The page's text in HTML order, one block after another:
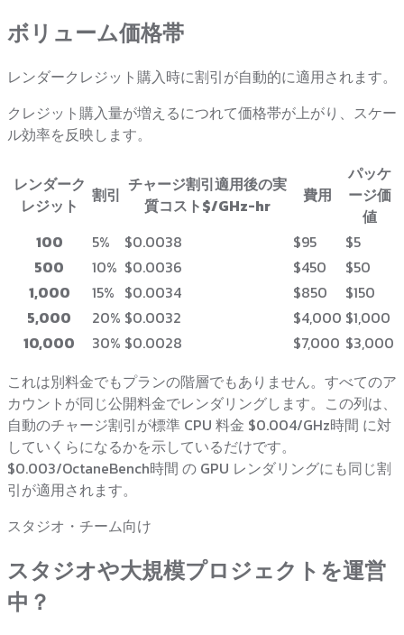
ボリューム価格帯
レンダークレジット購入時に割引が自動的に適用されます。
クレジット購入量が増えるにつれて価格帯が上がり、スケー
ル効率を反映します。
レンダーク
レジット
割引 チャージ割引適用後の実
質コスト$/GHz-hr 費用
パッケ
ージ価
値
100
5% $0.0038 $95
$5
500
10% $0.0036 $450
$50
1,000
15% $0.0034 $850
$150
5,000
20% $0.0032 $4,000 $1,000
10,000
30% $0.0028 $7,000 $3,000
これは別料金でもプランの階層でもありません。すべてのア
カウントが同じ公開料金でレンダリングします。この列は、
自動のチャージ割引が標準 CPU 料金 $0.004/GHz時間 に対
していくらになるかを示しているだけです。
$0.003/OctaneBench時間 の GPU レンダリングにも同じ割
引が適用されます。
スタジオ・チーム向け
スタジオや大規模プロジェクトを運営
中？